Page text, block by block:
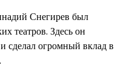
Снегирев был
театров. Здесь он
сделал огромный вклад в